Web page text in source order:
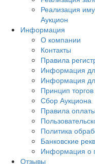
Реализация
Аукцион
Информация
О компании
Контакты
Правила
Информация
Информация
Принцип
Сбор Аукциона
Правила
Политика
Банковские
Информация о
Отзывы